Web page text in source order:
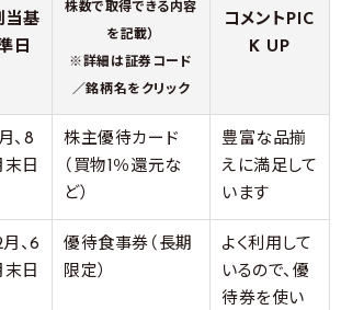
当基
日
株数で取得できる内容
を記載）
※詳細は証券コード
／銘柄名をクリック
コメントPIC
K UP
、8
末日
株主優待カード
（買物1％還元な
ど）
豊富な品揃
えに満足して
います
月、6
末日
優待食事券（長期
限定）
よく利用して
いるので、優
待券を使い